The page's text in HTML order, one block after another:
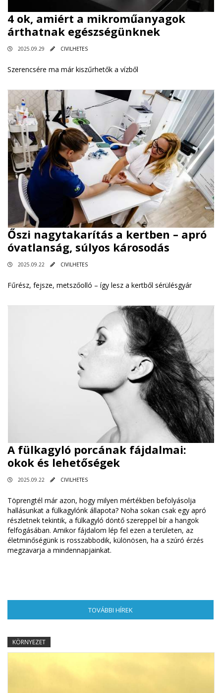
4 ok, amiért a mikroműanyagok
árthatnak egészségünknek
2025.09.29 CIVILHETES
Szerencsére ma már kiszűrhetők a vízből
Őszi nagytakarítás a kertben – apró
óvatlanság, súlyos károsodás
2025.09.22 CIVILHETES
Fűrész, fejsze, metszőolló – így lesz a kertből sérülésgyár
A fülkagyló porcának fájdalmai:
okok és lehetőségek
2025.09.22 CIVILHETES
Töprengtél már azon, hogy milyen mértékben befolyásolja
hallásunkat a fülkagylónk állapota? Noha sokan csak egy apró
részletnek tekintik, a fülkagyló döntő szereppel bír a hangok
felfogásában. Amikor fájdalom lép fel ezen a területen, az
életminőségünk is rosszabbodik, különösen, ha a szúró érzés
megzavarja a mindennapjainkat.
TOVÁBBI HÍREK
KÖRNYEZET